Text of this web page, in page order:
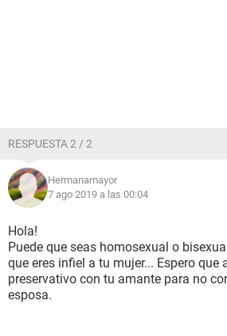
RESPUESTA 2 / 2
Hermanamayor
7 ago 2019 a las 00:04
Hola!
Puede que seas homosexual o
que eres infiel a tu mujer... Espero que
preservativo con tu amante para no
esposa.